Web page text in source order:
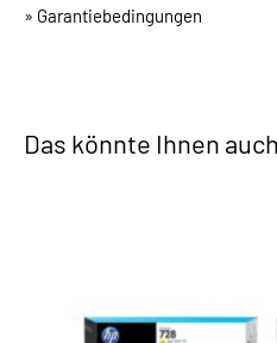
» Garantiebedingungen
Das könnte Ihnen